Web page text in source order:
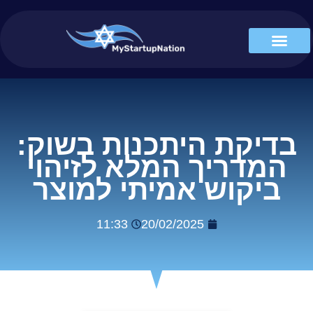
בדיקת היתכנות בשוק:
המדריך המלא לזיהוי
ביקוש אמיתי למוצר
20/02/2025
11:33